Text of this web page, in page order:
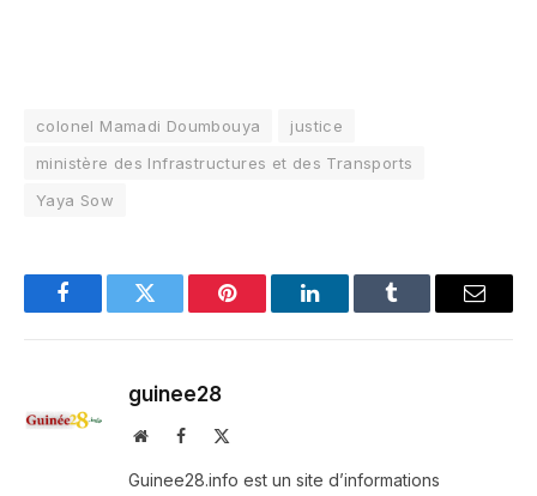
colonel Mamadi Doumbouya
justice
ministère des Infrastructures et des Transports
Yaya Sow
FacebookTwitter Pinterest LinkedInTumblr Email
guinee28
WebsiteFacebook
Guinee28.info est un site d’informations